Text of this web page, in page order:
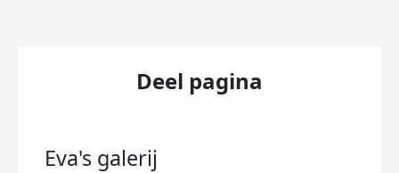
Deel pagina
Eva's galerij